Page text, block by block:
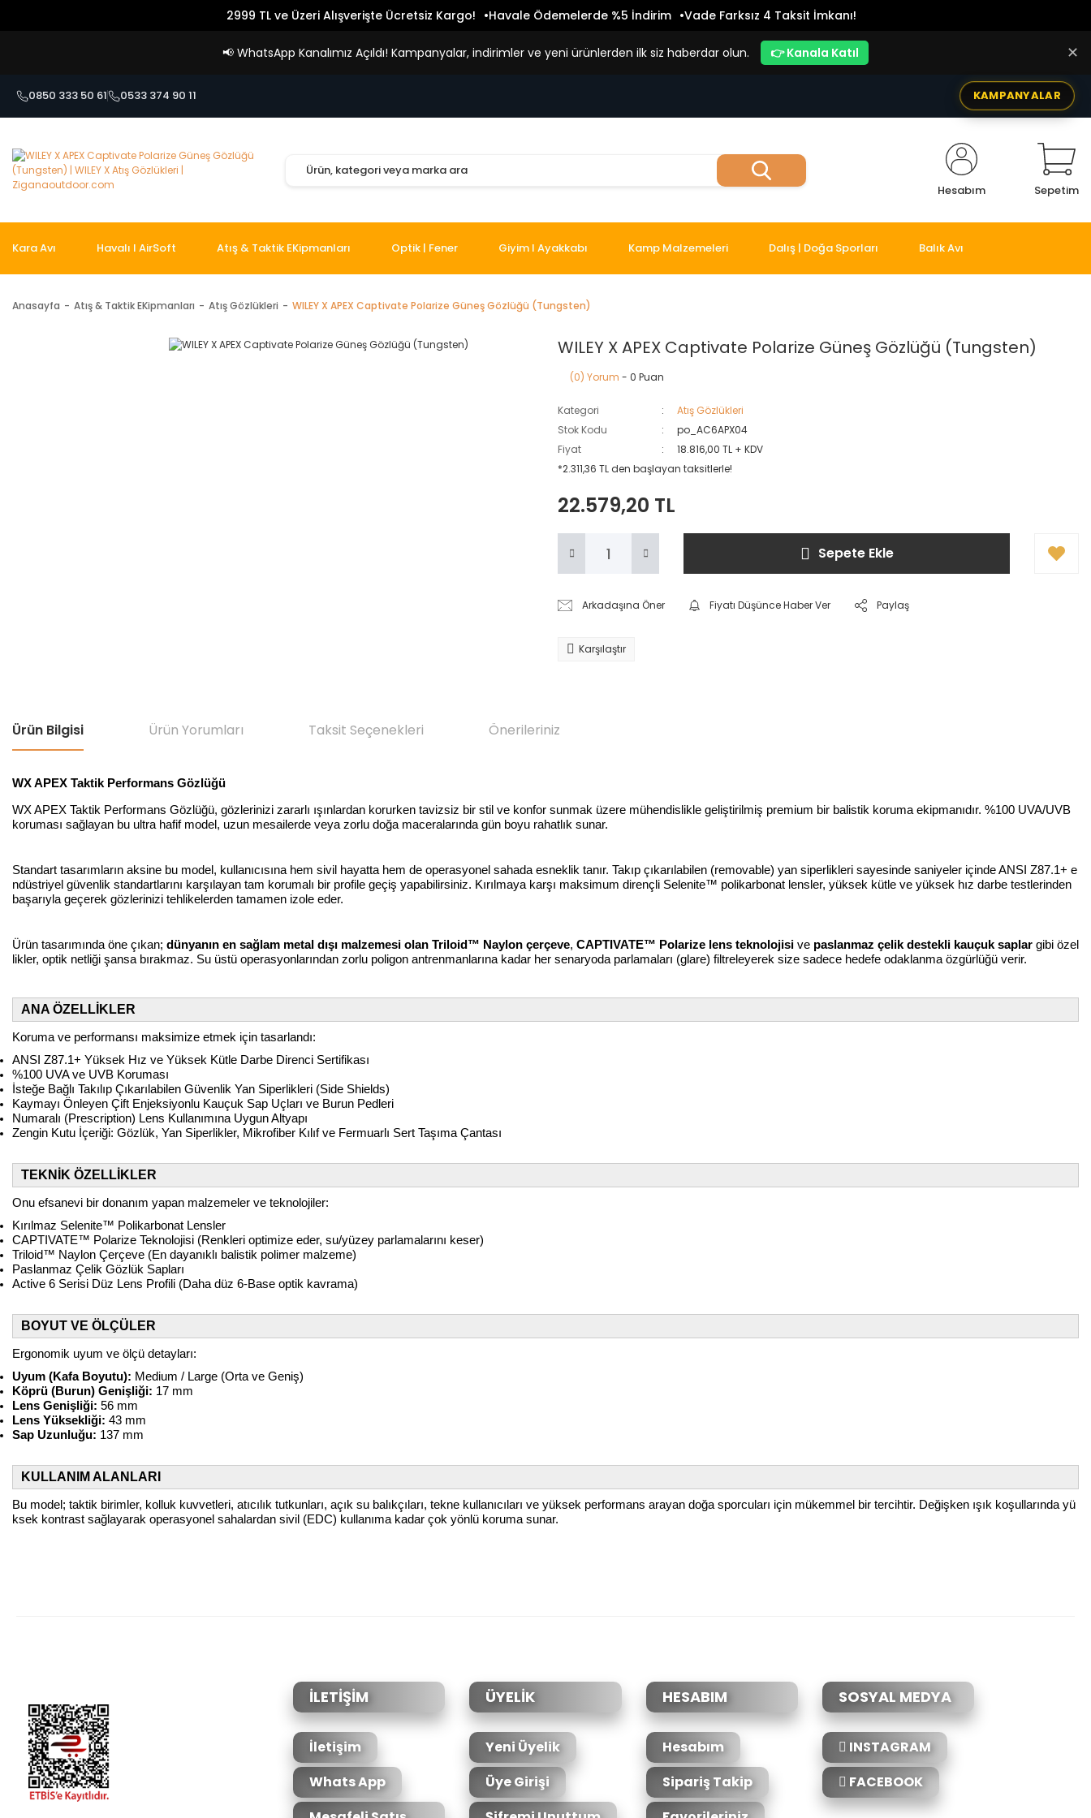
2999 TL ve Üzeri Alışverişte Ücretsiz Kargo! Havale Ödemelerde %5 İndirim Vade Farksız 4 Taksit İmkanı!
📢 WhatsApp Kanalımız Açıldı! Kampanyalar, indirimler ve yeni ürünlerden ilk siz haberdar olun. 👉 Kanala Katıl ✕
0850 333 50 61 0533 374 90 11 KAMPANYALAR
Hesabım Sepetim
Kara Avı Havalı I AirSoft Atış & Taktik EKipmanları Optik | Fener Giyim I Ayakkabı Kamp Malzemeleri Dalış | Doğa Sporları Balık Avı
Anasayfa Atış & Taktik EKipmanları Atış Gözlükleri WILEY X APEX Captivate Polarize Güneş Gözlüğü (Tungsten)
WILEY X APEX Captivate Polarize Güneş Gözlüğü (Tungsten)
(0) Yorum - 0 Puan
Kategori
Atış Gözlükleri
Stok Kodu
po_AC6APX04
Fiyat
18.816,00 TL + KDV
*2.311,36 TL den başlayan taksitlerle!
22.579,20 TL
Sepete Ekle
Arkadaşına Öner Fiyatı Düşünce Haber Ver Paylaş
Karşılaştır
Ürün Bilgisi Ürün Yorumları Taksit Seçenekleri Önerileriniz
WX APEX Taktik Performans Gözlüğü
WX APEX Taktik Performans Gözlüğü, gözlerinizi zararlı ışınlardan korurken tavizsiz bir stil ve konfor sunmak üzere mühendislikle geliştirilmiş premium bir balistik koruma ekipmanıdır. %100 UVA/UVB
koruması sağlayan bu ultra hafif model, uzun mesailerde veya zorlu doğa maceralarında gün boyu rahatlık sunar.
Standart tasarımların aksine bu model, kullanıcısına hem sivil hayatta hem de operasyonel sahada esneklik tanır. Takıp çıkarılabilen (removable) yan siperlikleri sayesinde saniyeler içinde ANSI Z87.1+ e
ndüstriyel güvenlik standartlarını karşılayan tam korumalı bir profile geçiş yapabilirsiniz. Kırılmaya karşı maksimum dirençli Selenite™ polikarbonat lensler, yüksek kütle ve yüksek hız darbe testlerinden
başarıyla geçerek gözlerinizi tehlikelerden tamamen izole eder.
Ürün tasarımında öne çıkan; dünyanın en sağlam metal dışı malzemesi olan Triloid™ Naylon çerçeve, CAPTIVATE™ Polarize lens teknolojisi ve paslanmaz çelik destekli kauçuk saplar gibi özel
likler, optik netliği şansa bırakmaz. Su üstü operasyonlarından zorlu poligon antrenmanlarına kadar her senaryoda parlamaları (glare) filtreleyerek size sadece hedefe odaklanma özgürlüğü verir.
ANA ÖZELLİKLER
Koruma ve performansı maksimize etmek için tasarlandı:
ANSI Z87.1+ Yüksek Hız ve Yüksek Kütle Darbe Direnci Sertifikası
%100 UVA ve UVB Koruması
İsteğe Bağlı Takılıp Çıkarılabilen Güvenlik Yan Siperlikleri (Side Shields)
Kaymayı Önleyen Çift Enjeksiyonlu Kauçuk Sap Uçları ve Burun Pedleri
Numaralı (Prescription) Lens Kullanımına Uygun Altyapı
Zengin Kutu İçeriği: Gözlük, Yan Siperlikler, Mikrofiber Kılıf ve Fermuarlı Sert Taşıma Çantası
TEKNİK ÖZELLİKLER
Onu efsanevi bir donanım yapan malzemeler ve teknolojiler:
Kırılmaz Selenite™ Polikarbonat Lensler
CAPTIVATE™ Polarize Teknolojisi (Renkleri optimize eder, su/yüzey parlamalarını keser)
Triloid™ Naylon Çerçeve (En dayanıklı balistik polimer malzeme)
Paslanmaz Çelik Gözlük Sapları
Active 6 Serisi Düz Lens Profili (Daha düz 6-Base optik kavrama)
BOYUT VE ÖLÇÜLER
Ergonomik uyum ve ölçü detayları:
Uyum (Kafa Boyutu): Medium / Large (Orta ve Geniş)
Köprü (Burun) Genişliği: 17 mm
Lens Genişliği: 56 mm
Lens Yüksekliği: 43 mm
Sap Uzunluğu: 137 mm
KULLANIM ALANLARI
Bu model; taktik birimler, kolluk kuvvetleri, atıcılık tutkunları, açık su balıkçıları, tekne kullanıcıları ve yüksek performans arayan doğa sporcuları için mükemmel bir tercihtir. Değişken ışık koşullarında yü
ksek kontrast sağlayarak operasyonel sahalardan sivil (EDC) kullanıma kadar çok yönlü koruma sunar.
Ürün fiyatı diğer sitelerden daha pahalı.
Bu ürüne benzer farklı alternatifler olmalı.
İLETİŞİM
İletişim
Whats App
ÜYELİK
Yeni Üyelik
Üye Girişi
HESABIM
Hesabım
Sipariş Takip
SOSYAL MEDYA
INSTAGRAM
FACEBOOK